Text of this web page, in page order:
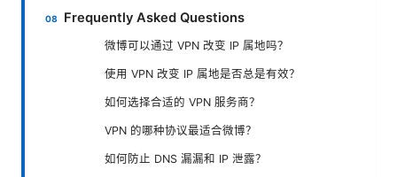
Frequently Asked Questions
微博可以通过 VPN 改变 IP 属地吗？
使用 VPN 改变 IP 属地是否总是有效？
如何选择合适的 VPN 服务商？
VPN 的哪种协议最适合微博？
如何防止 DNS 漏漏和 IP 泄露？